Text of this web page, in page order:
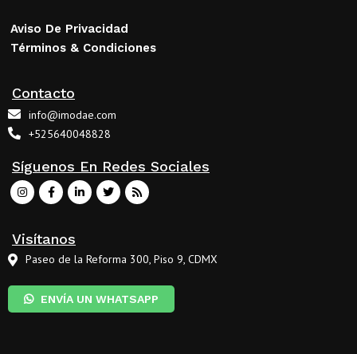
Aviso De Privacidad
Términos & Condiciones
Contacto
info@imodae.com
+525640048828
Síguenos En Redes Sociales
Visítanos
Paseo de la Reforma 300, Piso 9, CDMX
ENVÍA UN WHATSAPP